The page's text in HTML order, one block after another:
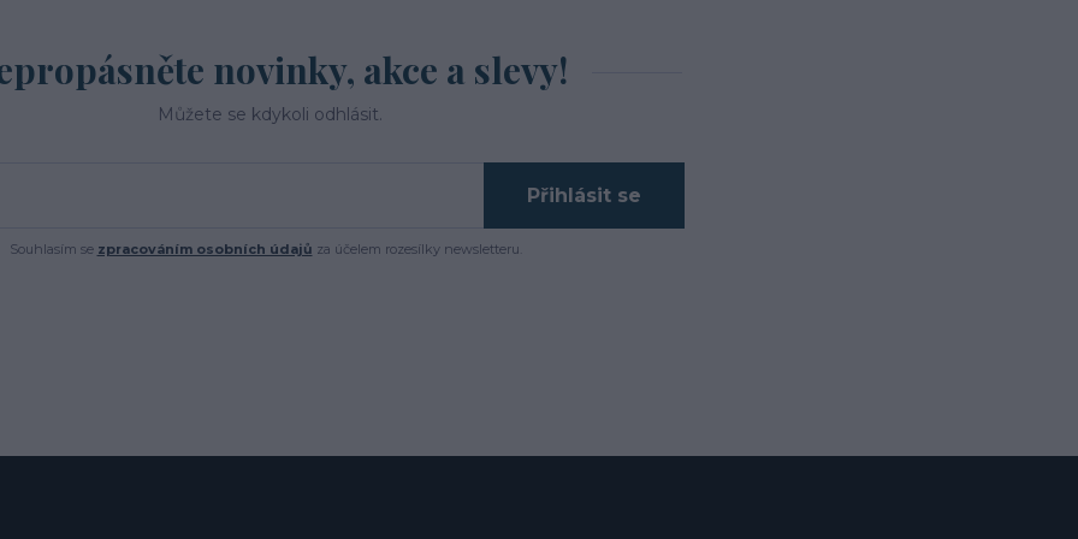
novinky, akce a slevy!
Můžete se kdykoli odhlásit.
Přihlásit se
Souhlasím se zpracováním osobních údajů za účelem rozesílky newsletteru.